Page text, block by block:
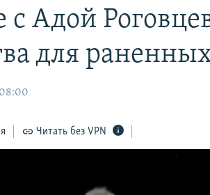
с Адой
для
08:00
Читать без VPN